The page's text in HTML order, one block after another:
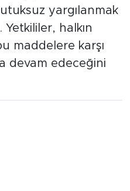
yargılanmak
Yetkililer, halkın
maddelere karşı
devam edeceğini